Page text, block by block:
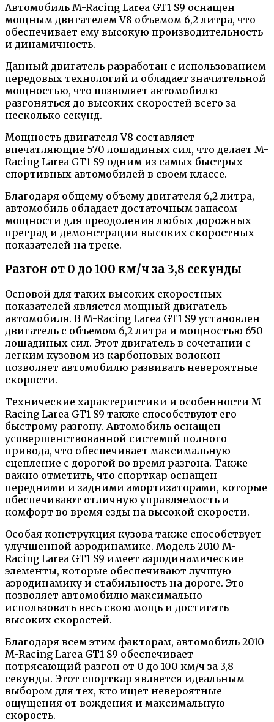
Автомобиль M-Racing Larea GT1 S9 оснащен
мощным двигателем V8 объемом 6,2 литра, что
обеспечивает ему высокую производительность
и динамичность.
Данный двигатель разработан с использованием
передовых технологий и обладает значительной
мощностью, что позволяет автомобилю
разгоняться до высоких скоростей всего за
несколько секунд.
Мощность двигателя V8 составляет
впечатляющие 570 лошадиных сил, что делает M-
Racing Larea GT1 S9 одним из самых быстрых
спортивных автомобилей в своем классе.
Благодаря общему объему двигателя 6,2 литра,
автомобиль обладает достаточным запасом
мощности для преодоления любых дорожных
преград и демонстрации высоких скоростных
показателей на треке.
Разгон от 0 до 100 км/ч за 3,8 секунды
Основой для таких высоких скоростных
показателей является мощный двигатель
автомобиля. В M-Racing Larea GT1 S9 установлен
двигатель с объемом 6,2 литра и мощностью 650
лошадиных сил. Этот двигатель в сочетании с
легким кузовом из карбоновых волокон
позволяет автомобилю развивать невероятные
скорости.
Технические характеристики и особенности M-
Racing Larea GT1 S9 также способствуют его
быстрому разгону. Автомобиль оснащен
усовершенствованной системой полного
привода, что обеспечивает максимальную
сцепление с дорогой во время разгона. Также
важно отметить, что спорткар оснащен
передними и задними амортизаторами, которые
обеспечивают отличную управляемость и
комфорт во время езды на высокой скорости.
Особая конструкция кузова также способствует
улучшенной аэродинамике. Модель 2010 M-
Racing Larea GT1 S9 имеет аэродинамические
элементы, которые обеспечивают лучшую
аэродинамику и стабильность на дороге. Это
позволяет автомобилю максимально
использовать весь свою мощь и достигать
высоких скоростей.
Благодаря всем этим факторам, автомобиль 2010
M-Racing Larea GT1 S9 обеспечивает
потрясающий разгон от 0 до 100 км/ч за 3,8
секунды. Этот спорткар является идеальным
выбором для тех, кто ищет невероятные
ощущения от вождения и максимальную
скорость.